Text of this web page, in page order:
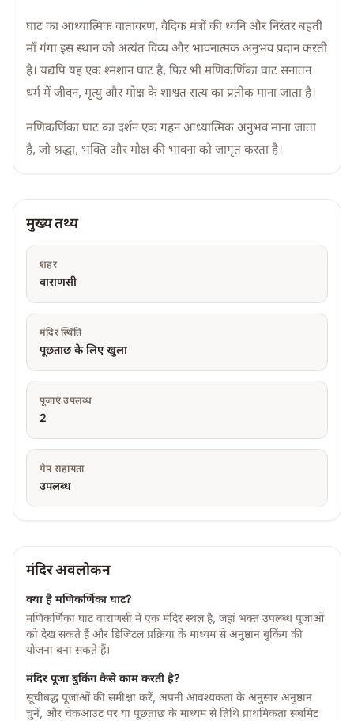
घाट का आध्यात्मिक वातावरण, वैदिक मंत्रों की ध्वनि और निरंतर बहती
माँ गंगा इस स्थान को अत्यंत दिव्य और भावनात्मक अनुभव प्रदान करती
है। यद्यपि यह एक श्मशान घाट है, फिर भी मणिकर्णिका घाट सनातन
धर्म में जीवन, मृत्यु और मोक्ष के शाश्वत सत्य का प्रतीक माना जाता है।
मणिकर्णिका घाट का दर्शन एक गहन आध्यात्मिक अनुभव माना जाता
है, जो श्रद्धा, भक्ति और मोक्ष की भावना को जागृत करता है।
मुख्य तथ्य
शहर
वाराणसी
मंदिर स्थिति
पूछताछ के लिए खुला
पूजाएं उपलब्ध
2
मैप सहायता
उपलब्ध
मंदिर अवलोकन
क्या है मणिकर्णिका घाट?
मणिकर्णिका घाट वाराणसी में एक मंदिर स्थल है, जहां भक्त उपलब्ध पूजाओं
को देख सकते हैं और डिजिटल प्रक्रिया के माध्यम से अनुष्ठान बुकिंग की
योजना बना सकते हैं।
मंदिर पूजा बुकिंग कैसे काम करती है?
सूचीबद्ध पूजाओं की समीक्षा करें, अपनी आवश्यकता के अनुसार अनुष्ठान
चुनें, और चेकआउट पर या पूछताछ के माध्यम से तिथि प्राथमिकता सबमिट